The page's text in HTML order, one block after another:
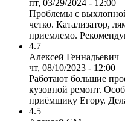
пт, 03/29/2024 - 12:00
Проблемы с
четко. Катализатор,
приемлемо.
4.7
Алексей Геннадьевич
чт, 08/10/2023 - 12:00
Работают большие
кузовной ремонт.
приёмщику Егору.
4.5